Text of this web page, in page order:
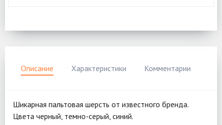
Описание Характеристики Комментарии
Шикарная пальтовая шерсть от известного бренда.
Цвета черный, темно-серый, синий.